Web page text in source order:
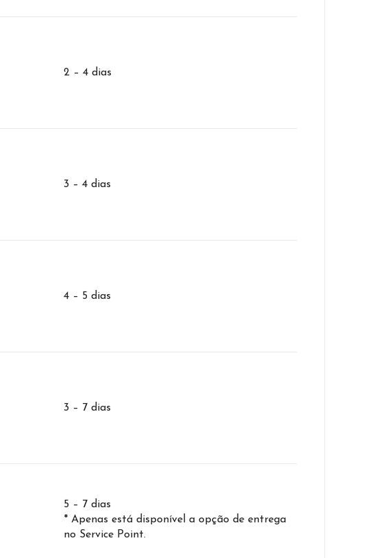
2 – 4 dias
3 – 4 dias
4 – 5 dias
3 – 7 dias
5 – 7 dias
* Apenas está disponível a opção de entrega
no Service Point.